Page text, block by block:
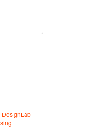
DesignLab